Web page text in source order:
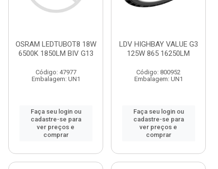
OSRAM LEDTUBOT8 18W
6500K 1850LM BIV G13
Código: 47977
Embalagem: UN1
Faça seu login ou
cadastre-se para
ver preços e
comprar
LDV HIGHBAY VALUE G3
125W 865 16250LM
Código: 800952
Embalagem: UN1
Faça seu login ou
cadastre-se para
ver preços e
comprar